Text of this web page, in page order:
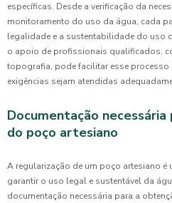
específicas. Desde a verificação da
monitoramento do uso da água, cada
legalidade e a sustentabilidade do uso
o apoio de profissionais qualificados,
topografia, pode facilitar esse processo
exigências sejam atendidas
Documentação
do poço artesiano
A regularização de um poço artesiano é
garantir o uso legal e sustentável da
documentação necessária para a